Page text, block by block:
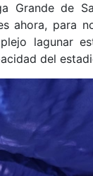
Grande de
ahora, para
lagunar
del